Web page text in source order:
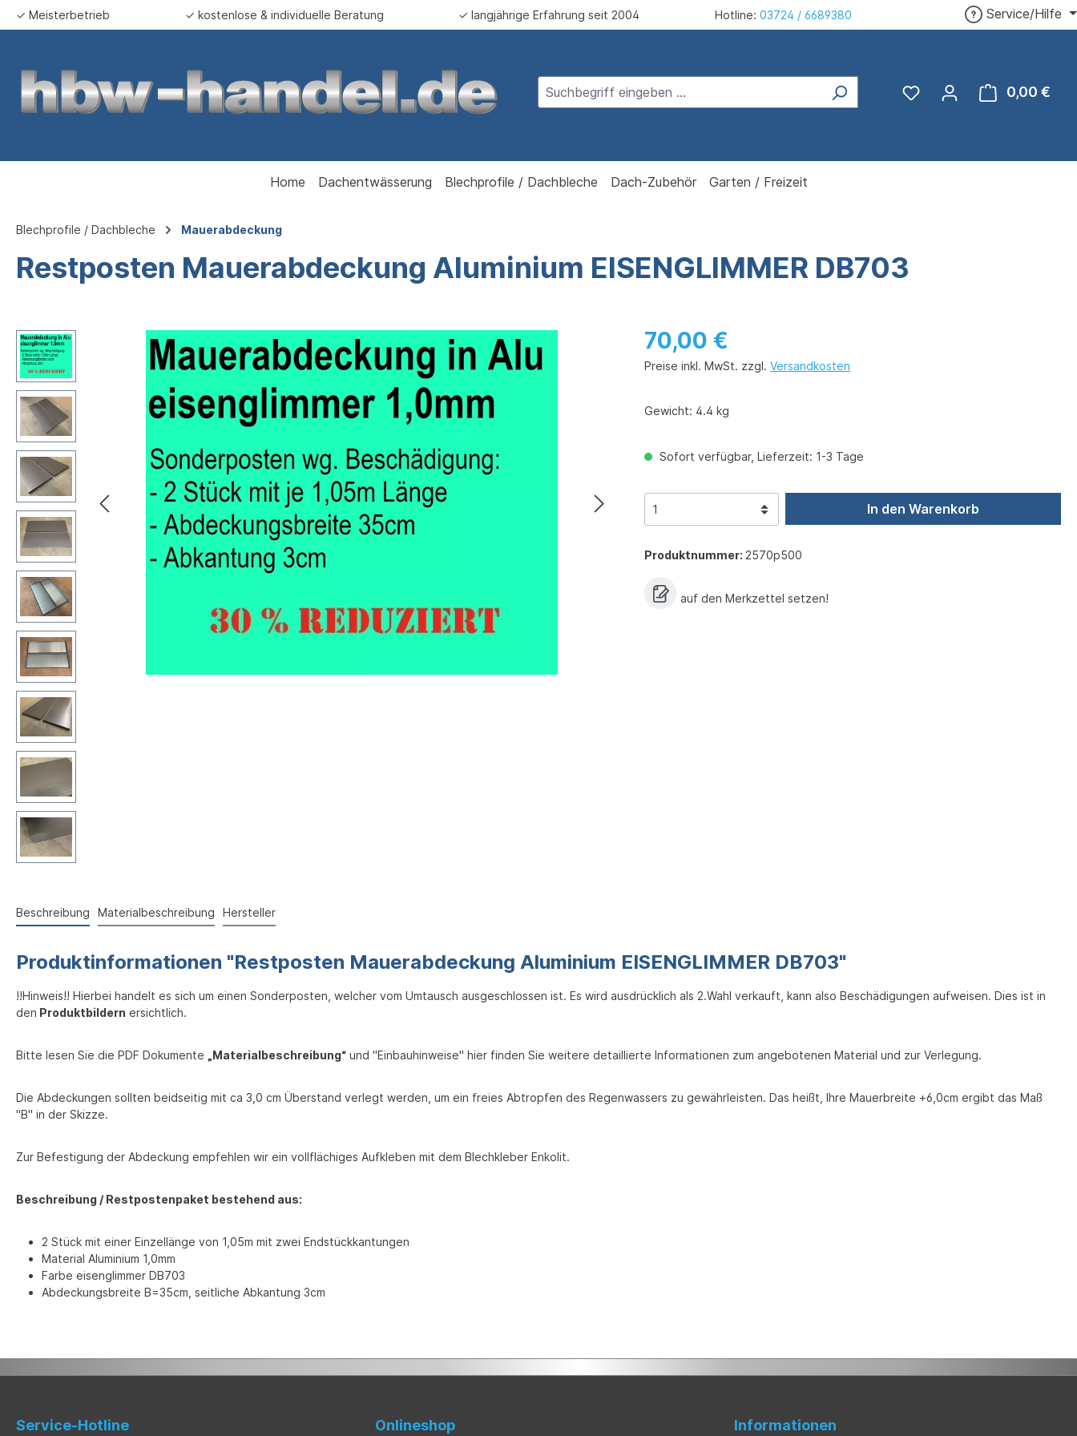
Zur Hauptnavigation springen
✓ Meisterbetrieb ✓ kostenlose & individuelle Beratung ✓ langjährige Erfahrung seit 2004 Hotline:03724 / 6689380
0,00 €
Home Dachentwässerung Blechprofile / Dachbleche Dach-Zubehör Garten / Freizeit
Blechprofile / Dachbleche Mauerabdeckung
Restposten Mauerabdeckung Aluminium EISENGLIMMER DB703
Bildergalerie überspringen 70,00 €
Preise inkl. MwSt. zzgl. Versandkosten
Gewicht: 4.4 kg
Sofort verfügbar, Lieferzeit: 1-3 Tage
In den Warenkorb
Produktnummer: 2570p500
auf den Merkzettel setzen!
Beschreibung Materialbeschreibung Hersteller
Produktinformationen "Restposten Mauerabdeckung Aluminium EISENGLIMMER DB703"
!!Hinweis!! Hierbei handelt es sich um einen Sonderposten, welcher vom Umtausch ausgeschlossen ist. Es wird ausdrücklich als 2.Wahl verkauft, kann also Beschädigungen aufweisen. Dies ist in
den Produktbildern ersichtlich.
Bitte lesen Sie die PDF Dokumente „Materialbeschreibung“ und "Einbauhinweise" hier finden Sie weitere detaillierte Informationen zum angebotenen Material und zur Verlegung.
Die Abdeckungen sollten beidseitig mit ca 3,0 cm Überstand verlegt werden, um ein freies Abtropfen des Regenwassers zu gewährleisten. Das heißt, Ihre Mauerbreite +6,0cm ergibt das Maß
"B" in der Skizze.
Zur Befestigung der Abdeckung empfehlen wir ein vollflächiges Aufkleben mit dem Blechkleber Enkolit.
Beschreibung / Restpostenpaket bestehend aus:
2 Stück mit einer Einzellänge von 1,05m mit zwei Endstückkantungen
Material Aluminium 1,0mm
Farbe eisenglimmer DB703
Abdeckungsbreite B=35cm, seitliche Abkantung 3cm
Service-Hotline Onlineshop Informationen
Service/Hilfe